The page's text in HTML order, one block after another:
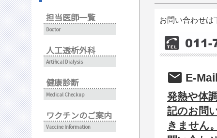
看護部
フロアマップ
お問い合わせは
mail E-
発熱や体
記のお問
きません
担当医師一覧
Doctor
人工透析外科
Artifical Dialysis
健康診断
Medical Checkup
ワクチンのご案内
Vaccine Information